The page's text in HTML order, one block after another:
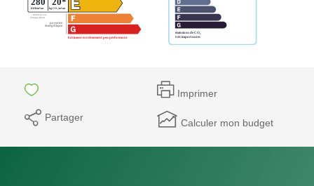
Imprimer
Partager Calculer mon budget